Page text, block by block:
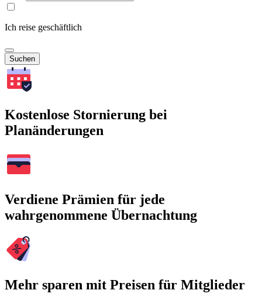
Ich reise geschäftlich
Suchen
Kostenlose Stornierung bei
Planänderungen
Verdiene Prämien für jede
wahrgenommene Übernachtung
Mehr sparen mit Preisen für Mitglieder